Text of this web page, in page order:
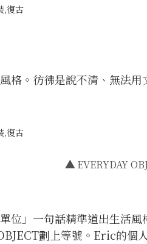
格。彷彿是說不清、無法
▲EVERYDAY
單位」一句話精準道出生活
劃上等號。Eric的